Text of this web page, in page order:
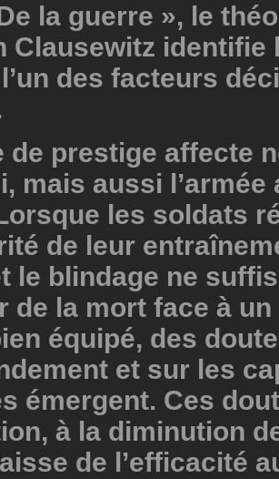
la guerre », le
Clausewitz identifie
des facteurs
de prestige affecte
mais aussi
les soldats
de leur
le blindage ne
de la mort face à
équipé, des
et sur les
émergent. Ces
à la diminution
de l’efficacité